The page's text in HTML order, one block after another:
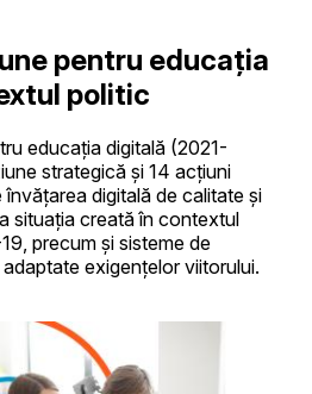
pentru educația
politic
educația digitală (2021-
strategică și 14 acțiuni
digitală de calitate și
situația creată în contextul
precum și sisteme de
exigențelor viitorului.